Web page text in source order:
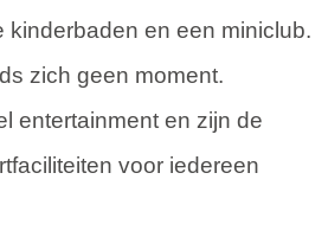
kinderbaden en een miniclub.
zich geen moment.
entertainment en zijn de
voor iedereen